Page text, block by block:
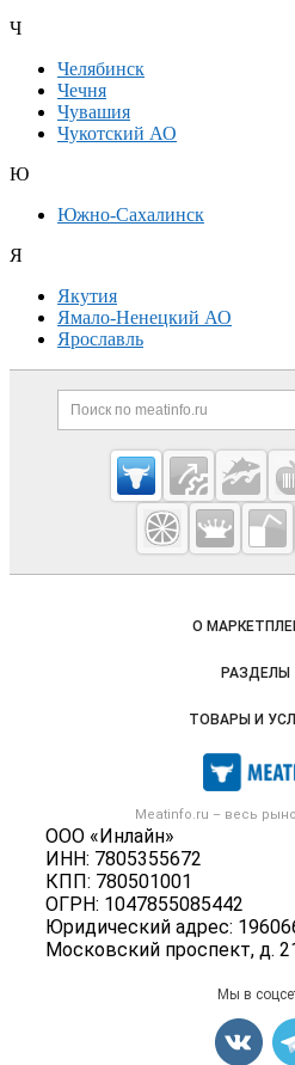
Ч
Челябинск
Чечня
Чувашия
Чукотский АО
Ю
Южно-Сахалинск
Я
Якутия
Ямало-Ненецкий АО
Ярославль
Дополнительная
Cсылки на
Meatinfo.ru —
мясо и
мясопродукты
Важные разделы и
Meatinfo.ru – весь
ООО «Инлайн»
ИНН: 7805355672
КПП: 780501001
ОГРН: 1047855085442
Юридический адрес:
Московский проспект, д.
Навигация по сайту
О
Новости
Размещение
Публичная
Контактная
Политика обработки
РАЗДЕЛЫ
Новости
ТОВАРЫ И
Мясо,
Скот в живом
Колбасы, сосиски,
Мясные
Мясные
Яйца
Карта
Мы в